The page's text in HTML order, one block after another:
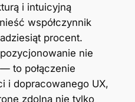
i intuicyjną
współczynnik
procent.
nie
to połączenie
i dopracowanego UX,
zdolną nie tylko